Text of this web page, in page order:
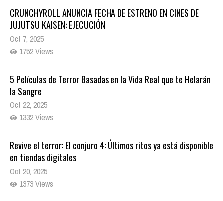
CRUNCHYROLL ANUNCIA FECHA DE ESTRENO EN CINES DE
JUJUTSU KAISEN: EJECUCIÓN
Oct 7, 2025
1752 Views
5 Películas de Terror Basadas en la Vida Real que te Helarán
la Sangre
Oct 22, 2025
1332 Views
Revive el terror: El conjuro 4: Últimos ritos ya está disponible
en tiendas digitales
Oct 20, 2025
1373 Views